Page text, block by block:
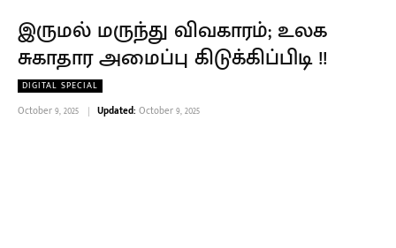
இருமல் மருந்து விவகாரம்; உலக
சுகாதார அமைப்பு கிடுக்கிப்பிடி !!
DIGITAL SPECIAL
October 9, 2025 Updated: October 9, 2025